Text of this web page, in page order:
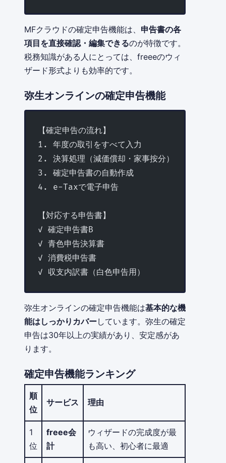
MFクラウドの確定申告機能は、 申告書の各
項目を直接確認・編集できるのが特徴です。
税務知識がある人にとっては、freeeのウィ
ザード形式よりも効率的です。
弥生オンラインの確定申告機能
【確定申告の流れ】
1. 年度の取引をすべて入力
2. 決算処理（減価償却・家事按分）
3. 確定申告書の自動作成
4. e-Taxで電子申告
【対応する申告書】
✓ 確定申告書B
✓ 青色申告決算書
✓ 消費税申告書
✓ 収支内訳書（白色申告用）
弥生オンラインの確定申告機能は基本的な機
能はしっかりカバーしています。弥生の確定
申告は30年以上の実績があり、安定感があ
ります。
確定申告機能ランキング
順
位
サービス 理由
1
位
freee会
計
ウィザードの完成度が最
も高い、初心者に最適